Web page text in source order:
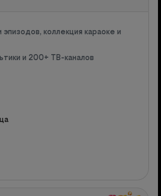
коллекция караоке и
и 200+ ТВ-каналов